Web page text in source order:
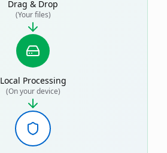
Drag & Drop
(Your files)
Local Processing
(On your device)